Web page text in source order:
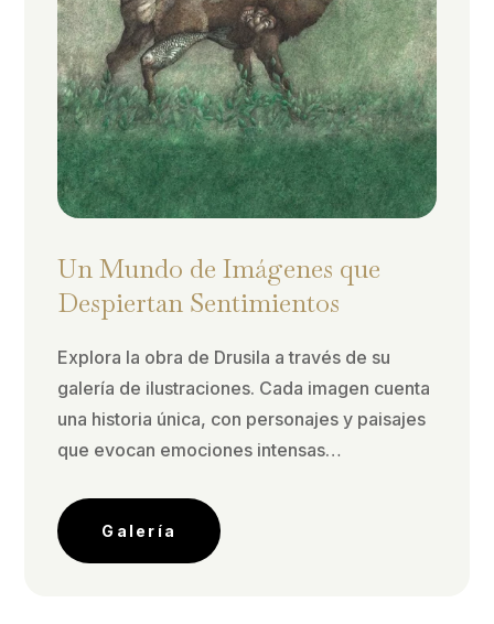
Un Mundo de Imágenes que
Despiertan Sentimientos
Explora la obra de Drusila a través de su
galería de ilustraciones. Cada imagen cuenta
una historia única, con personajes y paisajes
que evocan emociones intensas…
Galería